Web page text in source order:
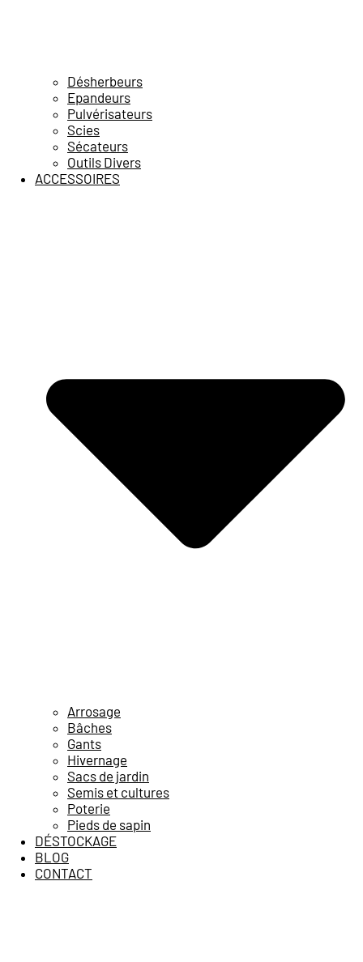
Désherbeurs
Epandeurs
Pulvérisateurs
Scies
Sécateurs
Outils Divers
ACCESSOIRES
Arrosage
Bâches
Gants
Hivernage
Sacs de jardin
Semis et cultures
Poterie
Pieds de sapin
DÉSTOCKAGE
BLOG
CONTACT